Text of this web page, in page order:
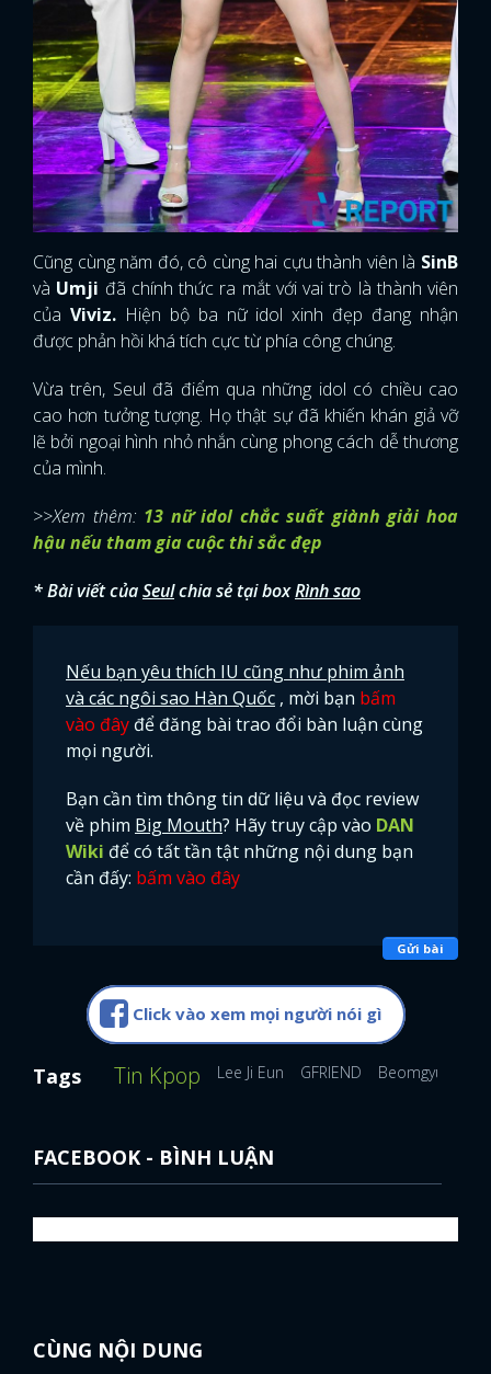
Cũng cùng năm đó, cô cùng hai cựu thành viên là SinB
và Umji đã chính thức ra mắt với vai trò là thành viên
của Viviz.Hiện bộ ba nữ idol xinh đẹp đang nhận
được phản hồi khá tích cực từ phía công chúng.
Vừa trên, Seul đã điểm qua những idol có chiều cao
cao hơn tưởng tượng. Họ thật sự đã khiến khán giả vỡ
lẽ bởi ngoại hình nhỏ nhắn cùng phong cách dễ thương
của mình.
>>Xem thêm: 13 nữ idol chắc suất giành giải hoa
hậu nếu tham gia cuộc thi sắc đẹp
* Bài viết củaSeulchia sẻ tại boxRình sao
Nếu bạn yêu thích IU cũng như phim ảnh
và các ngôi sao Hàn Quốc , mời bạn bấm
vào đây để đăng bài trao đổi bàn luận cùng
mọi người.
Bạn cần tìm thông tin dữ liệu và đọc review
về phim Big Mouth? Hãy truy cập vào DAN
Wiki để có tất tần tật những nội dung bạn
cần đấy: bấm vào đây
Gửi bài
Click vào xem mọi người nói gì
Tags Tin Kpop Lee Ji Eun GFRIEND Beomgyu (TXT)
FACEBOOK - BÌNH LUẬN
CÙNG NỘI DUNG